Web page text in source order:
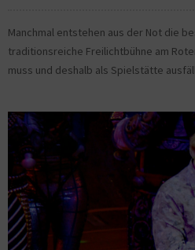
Manchmal entstehen aus der Not die
traditionsreiche Freilichtbühne am
muss und deshalb als Spielstätte